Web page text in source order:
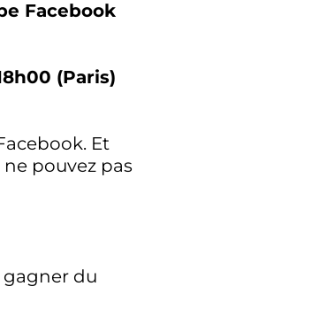
Facebook
(Paris)
Et
pouvez pas
gagner du